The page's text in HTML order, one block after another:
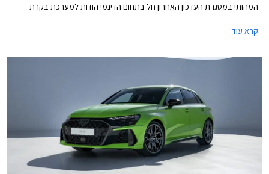
המהותי במסגרת העדכון האחרון חל בתחום הדינמי הודות למערכת בקרת
קרא עוד